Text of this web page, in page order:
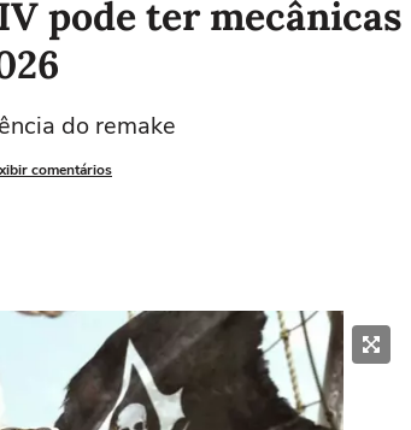
pode ter mecânicas
do remake
comentários